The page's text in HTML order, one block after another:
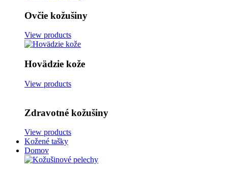
Ovčie kožušiny
View products
Hovädzie kože
View products
Zdravotné kožušiny
View products
Kožené tašky
Domov